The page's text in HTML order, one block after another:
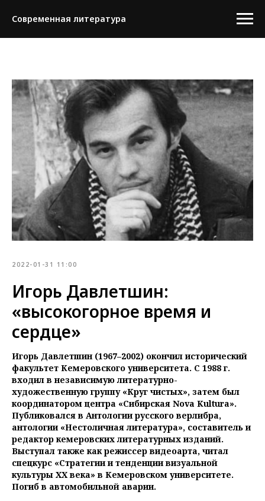
Современная литература
2022-01-31 11:00
Игорь Давлетшин:
«высокогорное время и
сердце»
Игорь Давлетшин (1967–2002) окончил исторический
факультет Кемеровского университета. С 1988 г.
входил в независимую литературно-
художественную группу «Круг чистых», затем был
координатором центра «Сибирская Nova Kultura».
Публиковался в Антологии русского верлибра,
антологии «Нестоличная литература», составитель и
редактор кемеровских литературных изданий.
Выступал также как режиссер видеоарта, читал
спецкурс «Стратегии и тенденции визуальной
культуры XX века» в Кемеровском университете.
Погиб в автомобильной аварии.